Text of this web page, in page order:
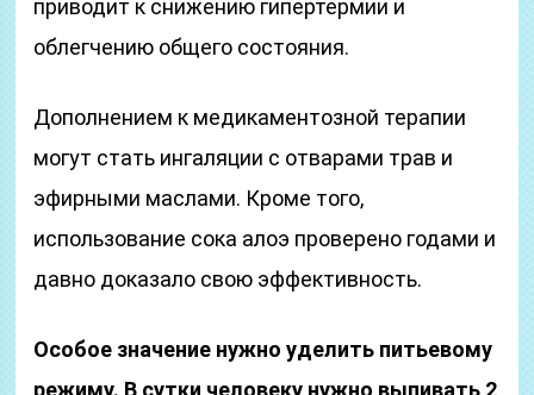
приводит к снижению гипертермии и
облегчению общего состояния.
Дополнением к медикаментозной терапии
могут стать ингаляции с отварами трав и
эфирными маслами. Кроме того,
использование сока алоэ проверено годами и
давно доказало свою эффективность.
Особое значение нужно уделить питьевому
режиму. В сутки человеку нужно выпивать 2